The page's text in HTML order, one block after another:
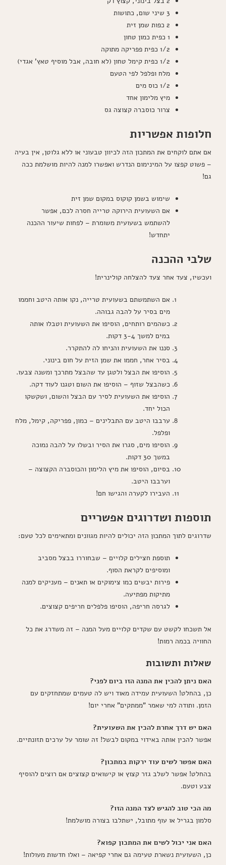
3 שיני שום, כתושות
2 כפות שמן זית
1 כפית כמון טחון
1/2 כפית פפריקה מתוקה
1/2 כפית קימל טחון (לא חובה, אבל מוסיף טאץ' אגדי)
מלח ופלפל לפי הטעם
1/2 כוס מים
מיץ מלימון אחד
צרור כוסברה קצוצה גס
חלופות אפשריות
אם אתם לוקחים את המתכון הזה לכיוון טבעוני או ללא גלוטן, אין בעיה
– פשוט קפצו על המינימום הנדרש ואפשרו למנה להיות מושלמת ככה
גם!
שימוש בשמן קוקוס במקום שמן זית
אם השעועית הירוקה טרייה חסרה לכם, אפשר
להשתמש בשעועית משומרת – לפחות שיעור ההכנה
יתחדש!
שלבי ההכנה
ועכשיו, צעד אחר צעד להצלחה קולינרית!
אם השתמשתם בשעועית טרייה, נקו אותה היטב וחממו
מים בסיר על להבה גבוהה.
כשהמים רותחים, הוסיפו את השעועית וטבלו אותה
במים למשך 3-4 דקות.
סננו את השעועית והניחו לה להתקרר.
בסיר אחר, חממו את שמן הזית על חום בינוני.
הוסיפו את הבצל ולטגן עד שהבצל מתרכך ומשנה צבעו.
כשהבצל שזוף – הוסיפו את השום וטגנו לעוד דקה.
הוסיפו את השעועית לסיר עם הבצל והשום, ושקשקו
הכול יחד.
ערבבו היטב עם התבלינים – כמון, פפריקה, קימל, מלח
ופלפל.
הוסיפו מים, סגרו את הסיר ובשלו על להבה נמוכה
במשך 30 דקות.
בסיום, הוסיפו את מיץ הלימון והכוסברה הקצוצה –
וערבבו היטב.
העבירו לקערה והגישו חם!
תוספות ושדרוגים אפשריים
שדרוגים לתוך המתכון הזה יכולים להיות מגוונים ומתאימים לכל טעם:
תוספת חצילים קלויים – שבחוררו בבצל מסביב
ומוסיפים לקראת הסוף.
פירות יבשים כמו צימוקים או תאנים – מעניקים למנה
מתיקות מפתיעה.
לגרסה חריפה, הוסיפו פלפלים חריפים קצוצים.
אל תשכחו לקשט עם שקדים קלויים מעל המנה – זה משדרג את כל
החוויה בכמה רמות!
שאלות ותשובות
האם ניתן להכין את המנה הזו ביום לפני?
כן, בהחלט! השעועית עמידה מאוד ויש לה טעמים שמתחזקים עם
הזמן. ותודה למי שאמר "ממתקים" אחרי יום!
האם יש דרך אחרת להכין את השעועית?
אפשר להכין אותה באידוי במקום לבשל! זה שומר על ערכים תזונתיים.
האם אפשר לשים עוד ירקות במתכון?
בהחלט! אפשר לשלב גזר קצוץ או קישואים קצוצים אם רוצים להוסיף
צבע וטעם.
מה הכי טוב להגיש לצד המנה הזו?
סלמון בגריל או עוף מתובל, ישתלבו בצורה מושלמת!
האם אני יכול לשים את המתכון קפוא?
כן, השעועית נשארת טעימה גם אחרי קפיאה – ואלו חדשות מעולות!